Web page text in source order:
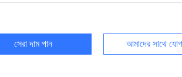
সেরা দাম পান আমাদের সাথে